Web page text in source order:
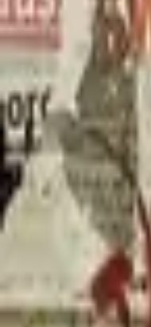
The Alienist
IMDb7.7 2018